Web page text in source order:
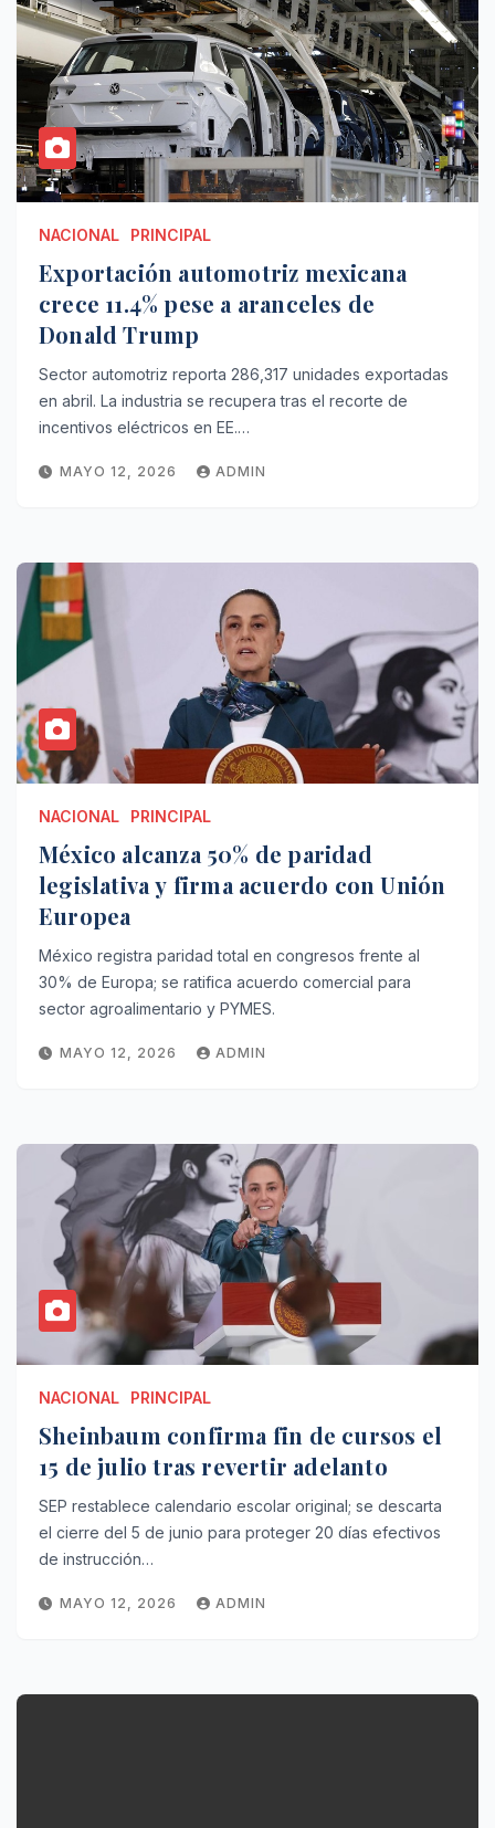
NACIONAL PRINCIPAL
Exportación automotriz mexicana
crece 11.4% pese a aranceles de
Donald Trump
Sector automotriz reporta 286,317 unidades exportadas
en abril. La industria se recupera tras el recorte de
incentivos eléctricos en EE.…
MAYO 12, 2026 ADMIN
NACIONAL PRINCIPAL
México alcanza 50% de paridad
legislativa y firma acuerdo con Unión
Europea
México registra paridad total en congresos frente al
30% de Europa; se ratifica acuerdo comercial para
sector agroalimentario y PYMES.
MAYO 12, 2026 ADMIN
NACIONAL PRINCIPAL
Sheinbaum confirma fin de cursos el
15 de julio tras revertir adelanto
SEP restablece calendario escolar original; se descarta
el cierre del 5 de junio para proteger 20 días efectivos
de instrucción…
MAYO 12, 2026 ADMIN